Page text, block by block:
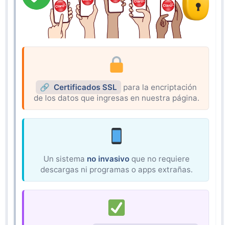
Certificados SSL
para la encriptación
de los datos que ingresas en nuestra página.
Un sistema no invasivoque no requiere
descargas ni programas o apps extrañas.